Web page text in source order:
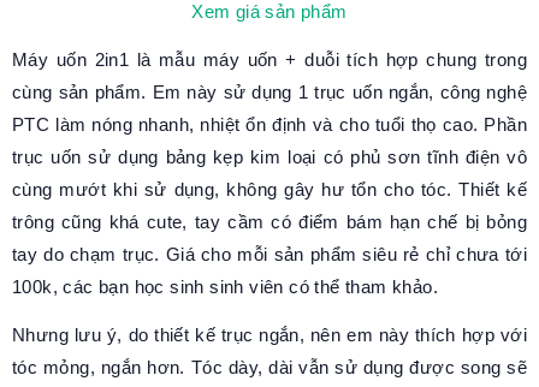
Xem giá sản phẩm
Máy uốn 2in1 là mẫu máy uốn + duỗi tích hợp chung trong
cùng sản phẩm. Em này sử dụng 1 trục uốn ngắn, công nghệ
PTC làm nóng nhanh, nhiệt ổn định và cho tuổi thọ cao. Phần
trục uốn sử dụng bảng kẹp kim loại có phủ sơn tĩnh điện vô
cùng mướt khi sử dụng, không gây hư tổn cho tóc. Thiết kế
trông cũng khá cute, tay cầm có điểm bám hạn chế bị bỏng
tay do chạm trục. Giá cho mỗi sản phẩm siêu rẻ chỉ chưa tới
100k, các bạn học sinh sinh viên có thể tham khảo.
Nhưng lưu ý, do thiết kế trục ngắn, nên em này thích hợp với
tóc mỏng, ngắn hơn. Tóc dày, dài vẫn sử dụng được song sẽ